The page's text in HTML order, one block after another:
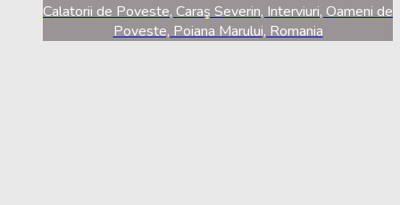
Calatorii de Poveste, Caraş Severin, Interviuri, Oameni de
Poveste, Poiana Marului, Romania